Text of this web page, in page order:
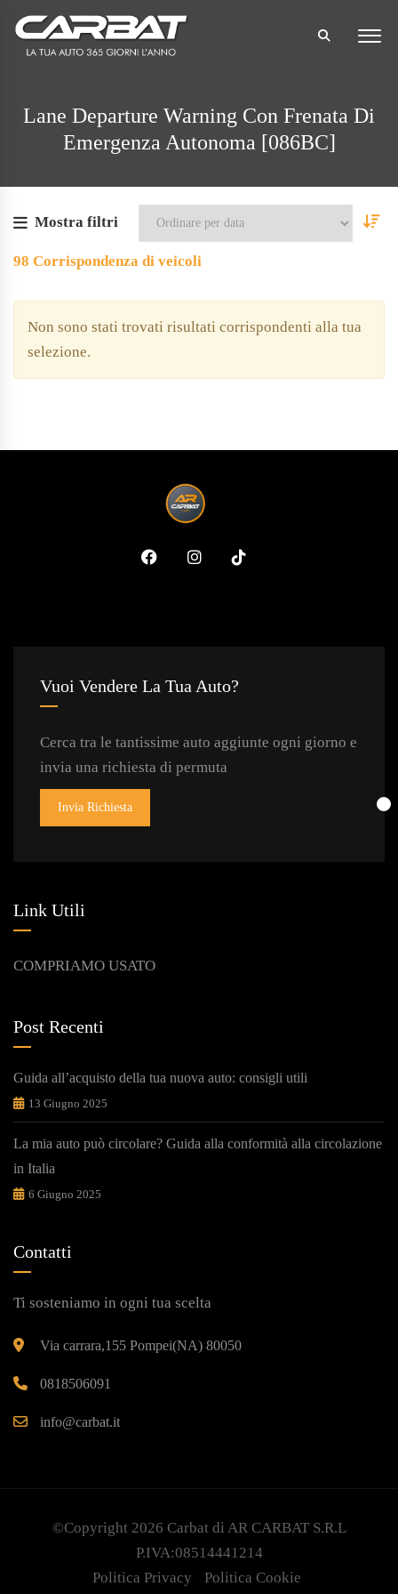
Lane Departure Warning Con Frenata Di
Emergenza Autonoma [086BC]
Mostra filtri
98 Corrispondenza di veicoli
Non sono stati trovati risultati corrispondenti alla tua
selezione.
Vuoi Vendere La Tua Auto?
Cerca tra le tantissime auto aggiunte ogni giorno e
invia una richiesta di permuta
Invia Richiesta
Link Utili
COMPRIAMO USATO
Post Recenti
Guida all’acquisto della tua nuova auto: consigli utili
13 Giugno 2025
La mia auto può circolare? Guida alla conformità alla circolazione
in Italia
6 Giugno 2025
Contatti
Ti sosteniamo in ogni tua scelta
Via carrara,155 Pompei(NA) 80050
0818506091
info@carbat.it
©Copyright 2026 Carbatdi AR CARBAT S.R.L
P.IVA:08514441214
Politica Privacy
Politica Cookie